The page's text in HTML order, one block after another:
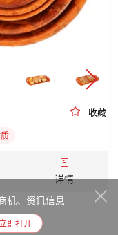
收藏
详情
机、资讯信息
即打开